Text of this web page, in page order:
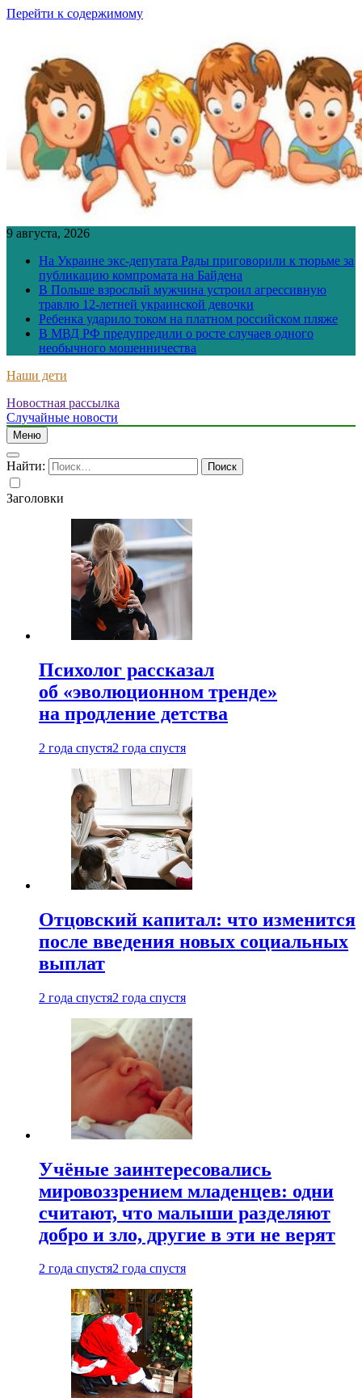
Перейти к содержимому
9 августа, 2026
На Украине экс-депутата Рады приговорили к тюрьме за
публикацию компромата на Байдена
В Польше взрослый мужчина устроил агрессивную
травлю 12-летней украинской девочки
Ребенка ударило током на платном российском пляже
В МВД РФ предупредили о росте случаев одного
необычного мошенничества
Наши дети
Новостная рассылка
Случайные новости
Меню
Найти:
Заголовки
Психолог рассказал
об «эволюционном тренде»
на продление детства
2 года спустя2 года спустя
Отцовский капитал: что изменится
после введения новых социальных
выплат
2 года спустя2 года спустя
Учёные заинтересовались
мировоззрением младенцев: одни
считают, что малыши разделяют
добро и зло, другие в эти не верят
2 года спустя2 года спустя